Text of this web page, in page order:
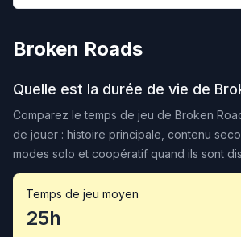
Broken Roads
Quelle est la durée de vie de
Comparez le temps de jeu de Broken
de jouer : histoire principale, contenu
modes solo et coopératif quand ils sont
Temps de jeu moyen
25h